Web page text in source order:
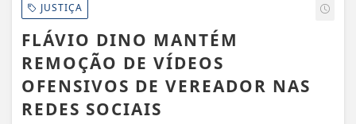
JUSTIÇA
FLÁVIO DINO MANTÉM
REMOÇÃO DE VÍDEOS
OFENSIVOS DE VEREADOR NAS
REDES SOCIAIS